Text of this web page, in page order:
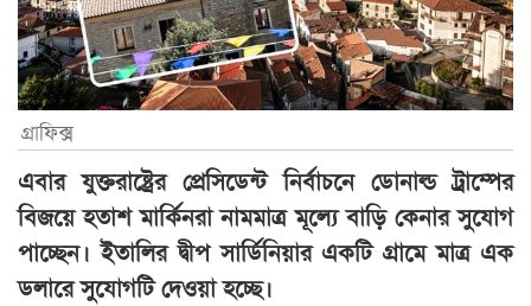
গ্রাফিক্স
এবার যুক্তরাষ্ট্রের প্রেসিডেন্ট নির্বাচনে ডোনাল্ড ট্রাম্পের
বিজয়ে হতাশ মার্কিনরা নামমাত্র মূল্যে বাড়ি কেনার সুযোগ
পাচ্ছেন। ইতালির দ্বীপ সার্ডিনিয়ার একটি গ্রামে মাত্র এক
ডলারে সুযোগটি দেওয়া হচ্ছে।